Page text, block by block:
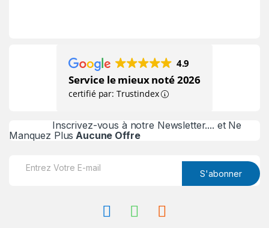
4.9
Service le mieux noté 2026
certifié par: Trustindex
Inscrivez-vous à notre Newsletter.... et Ne
Manquez Plus Aucune Offre
S'abonner